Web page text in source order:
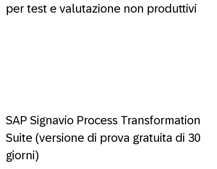
per test e valutazione non produttivi
SAP Signavio Process Transformation
Suite (versione di prova gratuita di 30
giorni)